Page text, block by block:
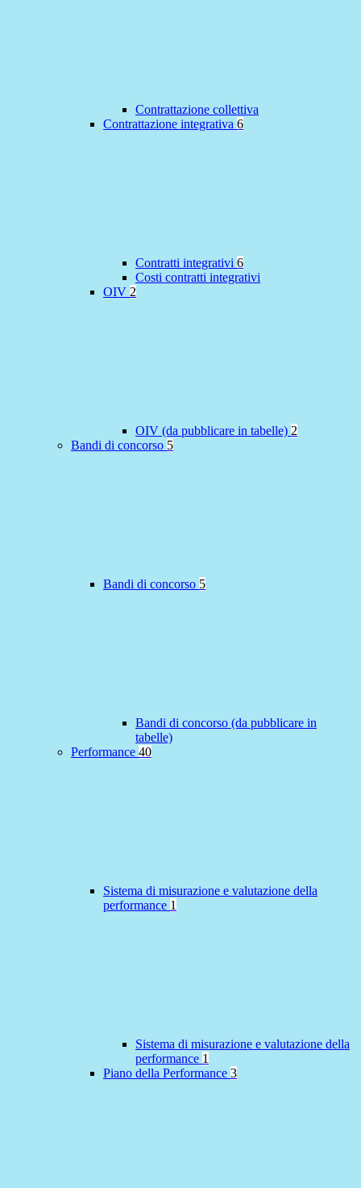
Contrattazione collettiva
Contrattazione integrativa 6
Contratti integrativi 6
Costi contratti integrativi
OIV 2
OIV (da pubblicare in tabelle) 2
Bandi di concorso 5
Bandi di concorso 5
Bandi di concorso (da pubblicare in
tabelle)
Performance 40
Sistema di misurazione e valutazione della
performance 1
Sistema di misurazione e valutazione della
performance 1
Piano della Performance 3